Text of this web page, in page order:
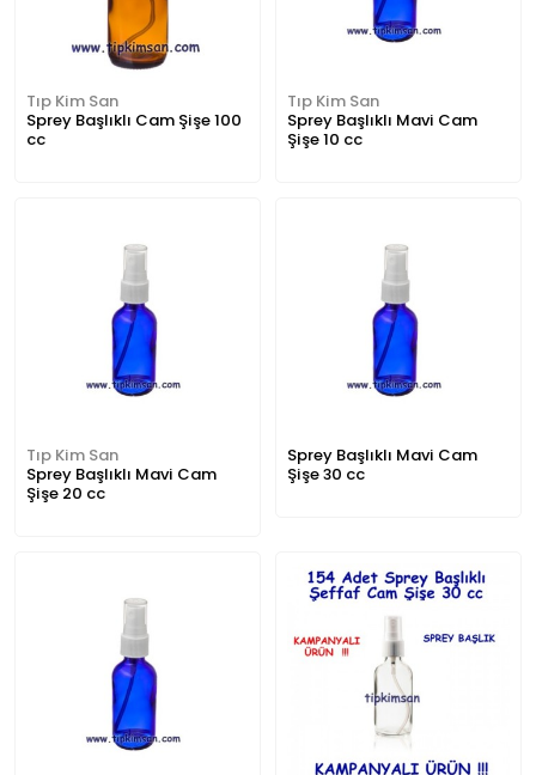
Tıp Kim San
Sprey Başlıklı Cam Şişe 100
cc
Tıp Kim San
Sprey Başlıklı Mavi Cam
Şişe 10 cc
Tıp Kim San
Sprey Başlıklı Mavi Cam
Şişe 20 cc
Sprey Başlıklı Mavi Cam
Şişe 30 cc